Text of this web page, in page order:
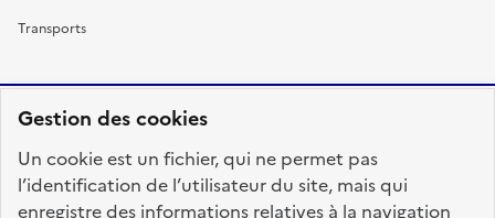
Gestion des cookies
Un cookie est un fichier, qui ne permet pas
l’identification de l’utilisateur du site, mais qui
enregistre des informations relatives à la navigation
Transports
FRANÇAISE